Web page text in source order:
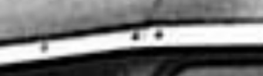
Home
La Nostra Storia
Visione